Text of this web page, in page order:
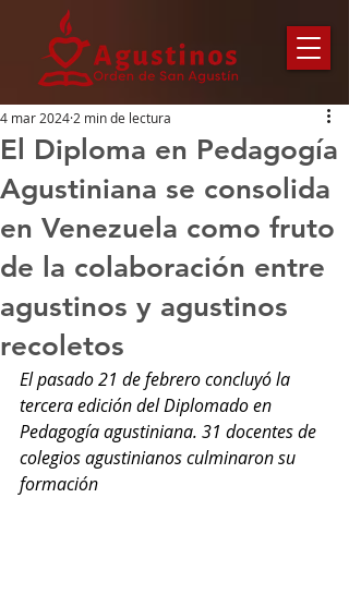
El Diploma en Pedagogía
Agustiniana se consolida
en Venezuela como fruto
de la colaboración entre
agustinos y agustinos
recoletos
4 mar 2024 2 min de lectura
El pasado 21 de febrero concluyó la
tercera edición del Diplomado en
Pedagogía agustiniana. 31 docentes de
colegios agustinianos culminaron su
formación